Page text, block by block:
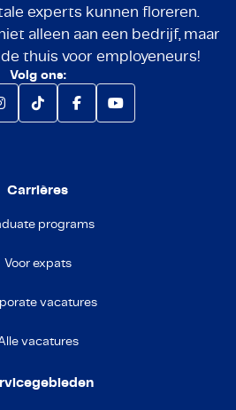
experts kunnen floreren.
alleen aan een bedrijf, maar
thuis voor employeneurs!
Volg ons:
Carrières
programs
Voor expats
vacatures
vacatures